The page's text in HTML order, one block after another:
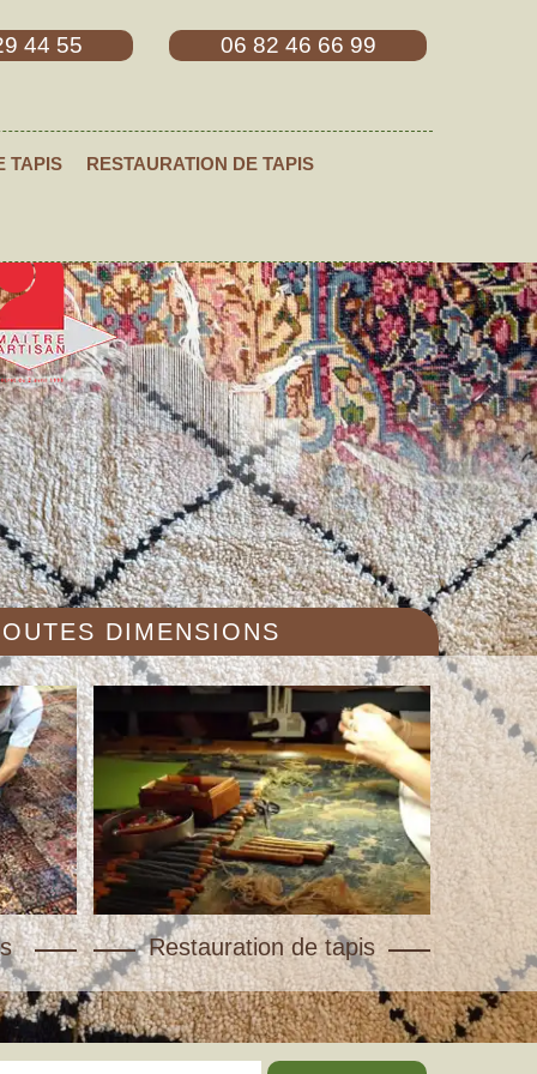
44 55 06 82 46 66 99
TAPIS RESTAURATION DE TAPIS
DIMENSIONS
Restauration de tapis